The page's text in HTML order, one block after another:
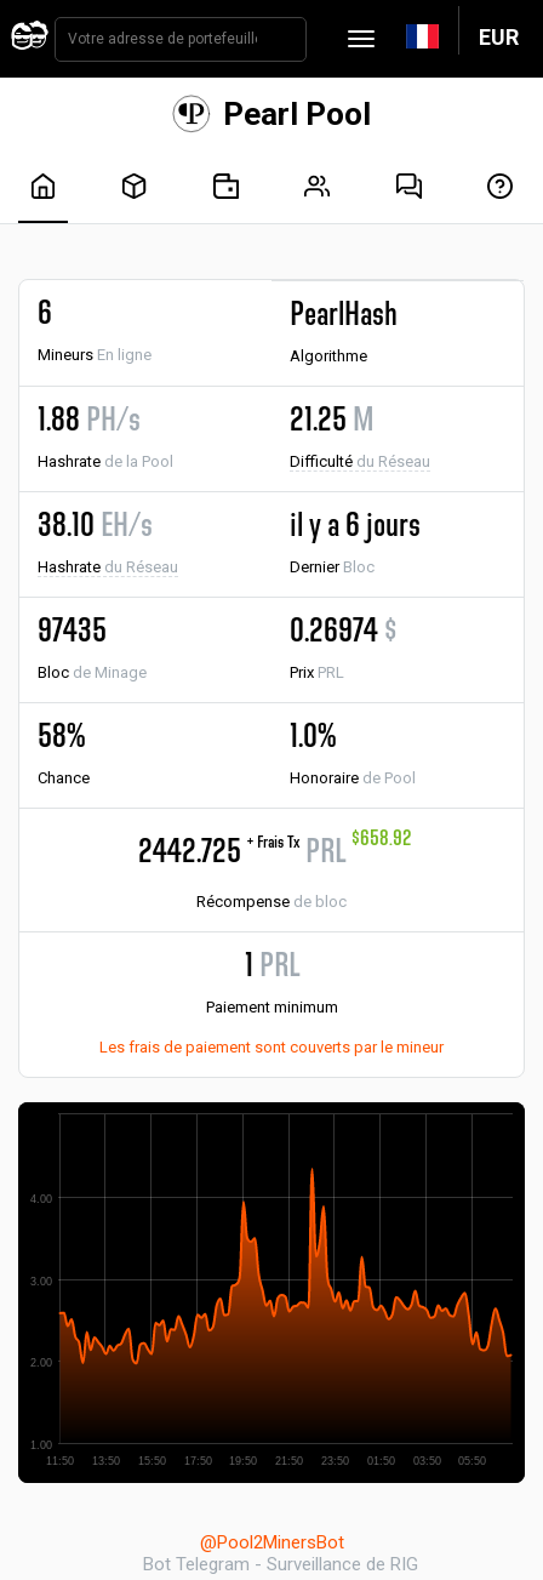
EUR
Pearl Pool
6
Mineurs En ligne
PearlHash
Algorithme
1.88 PH/s
Hashrate de la Pool
21.25 M
Difficulté du Réseau
38.10 EH/s
Hashrate du Réseau
il y a 6 jours
Dernier Bloc
97435
Bloc de Minage
0.26974 $
Prix PRL
58%
Chance
1.0%
Honoraire de Pool
2442.725 + Frais Tx PRL $658.92
Récompense de bloc
1 PRL
Paiement minimum
Les frais de paiement sont couverts par le mineur
11:50 13:50 15:50 17:50 19:50 21:50 23:50 01:50 03:50 05:50
1.00
2.00
3.00
4.00
@Pool2MinersBot
Bot Telegram - Surveillance de RIG